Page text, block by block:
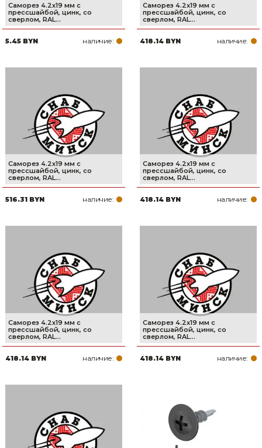
Саморез 4.2х19 мм с
прессшайбой, цинк, со
сверлом, RAL...
5.45 BYN наличие:
Саморез 4.2х19 мм с
прессшайбой, цинк, со
сверлом, RAL...
418.14 BYN наличие:
Саморез 4.2х19 мм с
прессшайбой, цинк, со
сверлом, RAL...
516.31 BYN наличие:
Саморез 4.2х19 мм с
прессшайбой, цинк, со
сверлом, RAL...
418.14 BYN наличие:
Саморез 4.2х19 мм с
прессшайбой, цинк, со
сверлом, RAL...
418.14 BYN наличие:
Саморез 4.2х19 мм с
прессшайбой, цинк, со
сверлом, RAL...
418.14 BYN наличие: